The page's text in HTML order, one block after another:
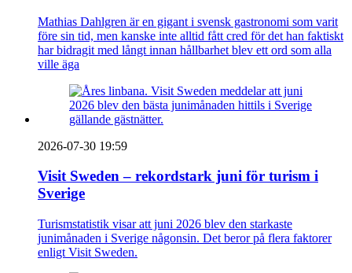
Mathias Dahlgren är en gigant i svensk gastronomi som varit
före sin tid, men kanske inte alltid fått cred för det han faktiskt
har bidragit med långt innan hållbarhet blev ett ord som alla
ville äga
2026-07-30 19:59
Visit Sweden – rekordstark juni för turism i
Sverige
Turismstatistik visar att juni 2026 blev den starkaste
junimånaden i Sverige någonsin. Det beror på flera faktorer
enligt Visit Sweden.